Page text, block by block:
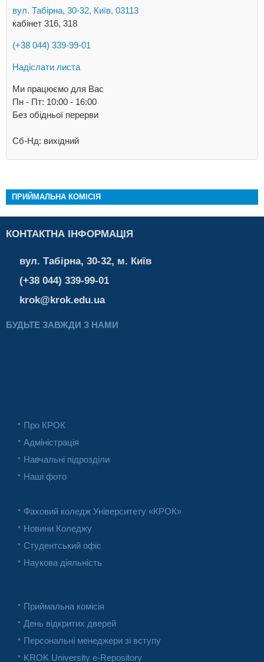
вул. Табірна, 30-32, Київ, 03113
кабінет 316, 318
(+38 044) 339-99-01
Надіслати листа
Ми працюємо для Вас
Пн - Пт: 10:00 - 16:00
Без обідньої перерви
Сб-Нд: вихідний
ПРИЙМАЛЬНА КОМІСІЯ
КОНТАКТНА ІНФОРМАЦІЯ
вул. Табірна, 30-32, м. Київ
(+38 044) 339-99-01
krok@krok.edu.ua
БУДЬТЕ ЗАВЖДИ З НАМИ
Про КРОК
Адміністрація
Навчальні підрозділи
Наші фото
Фаховий коледж Університету «КРОК»
Новини Коледжу
Студентський офіс
Наукова діяльність
Приймальна комісія
День відкритих дверей
Персональні менеджери зі вступу
KROK University e-Repository